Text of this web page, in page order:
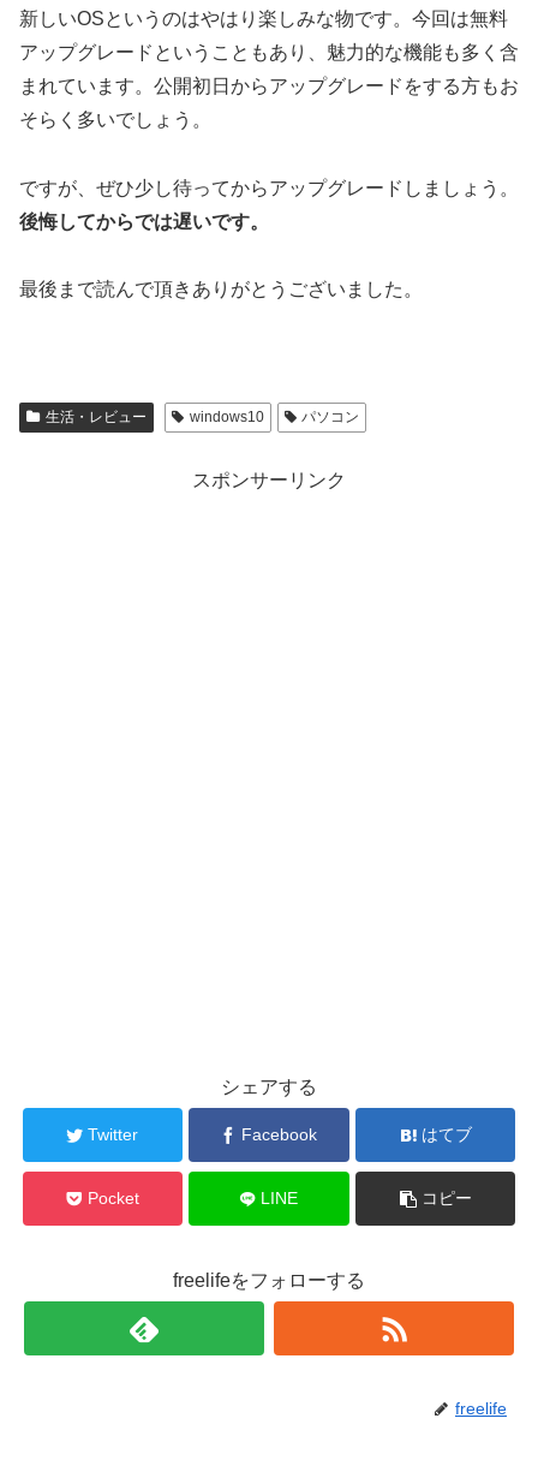
新しいOSというのはやはり楽しみな物です。今回は無料
アップグレードということもあり、魅力的な機能も多く含
まれています。公開初日からアップグレードをする方もお
そらく多いでしょう。
ですが、ぜひ少し待ってからアップグレードしましょう。
後悔してからでは遅いです。
最後まで読んで頂きありがとうございました。
生活・レビュー windows10 パソコン
スポンサーリンク
シェアする
Twitter Facebook はてブ
Pocket LINE コピー
freelifeをフォローする
freelife